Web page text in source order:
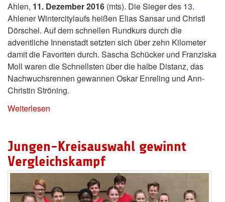
Ahlen, 11. Dezember 2016 (mts). Die Sieger des 13.
Ahlener Wintercitylaufs heißen Elias Sansar und Christl
Dörschel. Auf dem schnellen Rundkurs durch die
adventliche Innenstadt setzten sich über zehn Kilometer
damit die Favoriten durch. Sascha Schücker und Franziska
Moll waren die Schnellsten über die halbe Distanz, das
Nachwuchsrennen gewannen Oskar Enreling und Ann-
Christin Ströning.
Weiterlesen
Jungen-Kreisauswahl gewinnt
Vergleichskampf